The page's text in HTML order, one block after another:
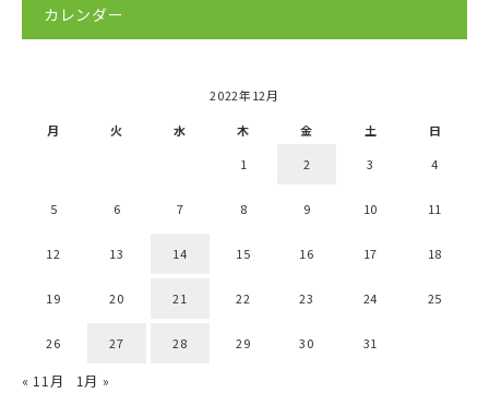
カレンダー
2022年12月
月
火 水 木 金 土
日
1
2 3 4
5 6 7 8 9 10 11
12 13 14 15 16 17 18
19 20 21 22 23 24 25
26 27 28 29 30 31
« 11月 1月 »